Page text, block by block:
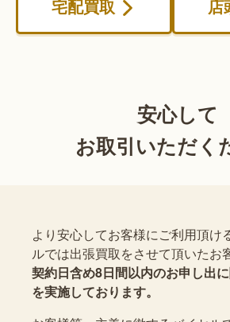
宅配買取 店
安心して
お取引いただく
より安心してお客様にご利用頂け
ルでは出張買取をさせて頂いたお
契約日含め8日間以内のお申し出
を実施しております。